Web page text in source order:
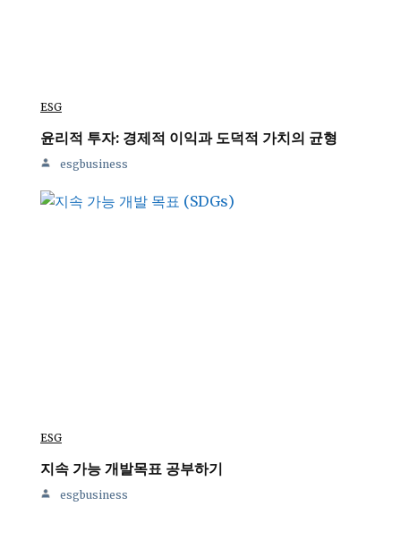
ESG
윤리적 투자: 경제적 이익과 도덕적 가치의 균형
esgbusiness
ESG
지속 가능 개발목표 공부하기
esgbusiness